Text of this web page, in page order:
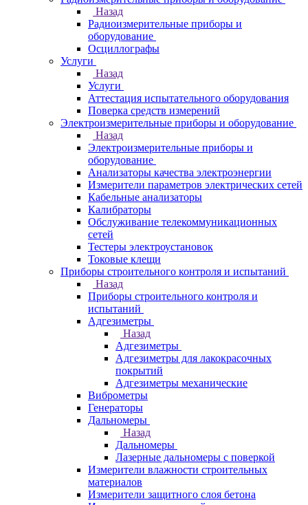
Назад
Радиоизмерительные приборы и
оборудование
Осциллографы
Услуги
Назад
Услуги
Аттестация испытательного оборудования
Поверка средств измерений
Электроизмерительные приборы и оборудование
Назад
Электроизмерительные приборы и
оборудование
Анализаторы качества электроэнергии
Измерители параметров электрических сетей
Кабельные анализаторы
Калибраторы
Обслуживание телекоммуникационных
сетей
Тестеры электроустановок
Токовые клещи
Приборы строительного контроля и испытаний
Назад
Приборы строительного контроля и
испытаний
Адгезиметры
Назад
Адгезиметры
Адгезиметры для лакокрасочных
покрытий
Адгезиметры механические
Виброметры
Генераторы
Дальномеры
Назад
Дальномеры
Лазерные дальномеры с поверкой
Измерители влажности строительных
материалов
Измерители защитного слоя бетона